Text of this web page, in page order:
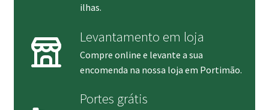
ilhas.
Levantamento em loja
Compre online e levante a sua
encomenda na nossa loja em Portimão.
Portes grátis